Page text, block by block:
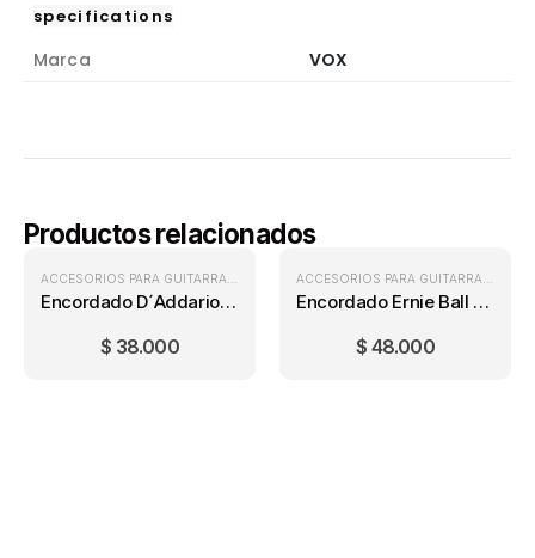
specifications
Marca VOX
Productos relacionados
ENCORDADOS GUITARRA ELÉCTRICA,
Encordado D´Addario EXL110 Regular Light (10-46)
$ 38.000
Encordado Ernie Ball Earthwood 2004 (11-52)
$ 48.000